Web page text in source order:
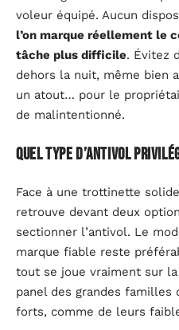
voleur équipé. Aucun
l’on marque réellement le
tâche plus difficile. Évitez
dehors la nuit, même bien
un atout… pour le
de malintentionné.
Quel type d’antivol
Face à une trottinette
retrouve devant deux
sectionner l’antivol. Le
marque fiable reste
tout se joue vraiment sur
panel des grandes familles
forts, comme de leurs